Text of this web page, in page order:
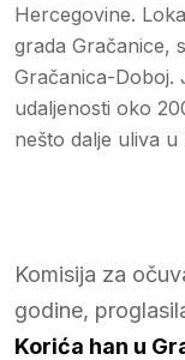
Hercegovine.
grada Gračanice,
Gračanica-Doboj.
udaljenosti oko
nešto dalje uliva
Komisija za
godine,
Korića han u